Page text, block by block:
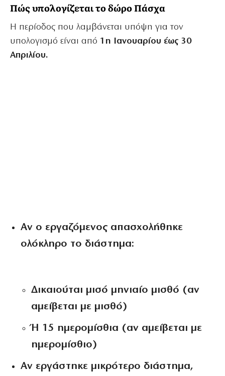
Πώς υπολογίζεται το δώρο Πάσχα
Η περίοδος που λαμβάνεται υπόψη για τον
υπολογισμό είναι από 1η Ιανουαρίου έως 30
Απριλίου.
Αν ο εργαζόμενος απασχολήθηκε
ολόκληρο το διάστημα:
Δικαιούται μισό μηνιαίο μισθό (αν
αμείβεται με μισθό)
Ή 15 ημερομίσθια (αν αμείβεται με
ημερομίσθιο)
Αν εργάστηκε μικρότερο διάστημα,